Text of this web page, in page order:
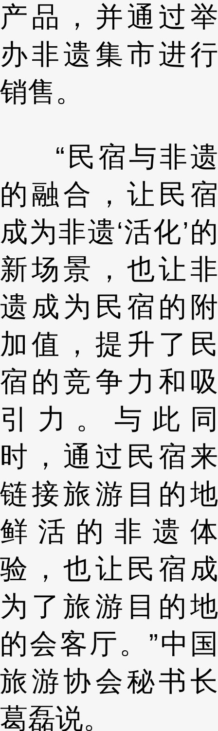
产品，并通过举
办非遗集市进行
销售。
“民宿与非遗
的融合，让民宿
成为非遗‘活化’的
新场景，也让非
遗成为民宿的附
加值，提升了民
宿的竞争力和吸
引力。与此同
时，通过民宿来
链接旅游目的地
鲜活的非遗体
验，也让民宿成
为了旅游目的地
的会客厅。”中国
旅游协会秘书长
葛磊说。